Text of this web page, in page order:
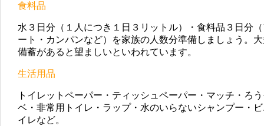
食料品
水３日分（１人につき１日３リットル）・食料品３日分
ート・カンパンなど）を家族の人数分準備しましょう。
備蓄があると望ましいといわれています。
生活用品
トイレットペーパー・ティッシュペーパー・マッチ・ろ
ベ・非常用トイレ・ラップ・水のいらないシャンプー・
イレなど。